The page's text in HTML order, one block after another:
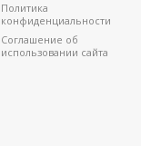
Политика
конфиденциальности
Соглашение об
использовании сайта